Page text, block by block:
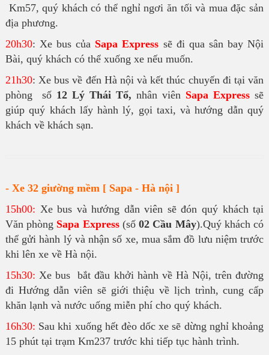
Km57, quý khách có thể nghỉ ngơi ăn tối và mua đặc sản
địa phương.
20h30: Xe bus của Sapa Express sẽ đi qua sân bay Nội
Bài, quý khách có thể xuống xe nếu muốn.
21h30: Xe bus về đến Hà nội và kết thúc chuyến đi tại văn
phòng số12 Lý Thái Tổ,nhân viên Sapa Express sẽ
giúp quý khách lấy hành lý, gọi taxi, và hướng dẫn quý
khách về khách sạn.
- Xe 32 giường mềm [ Sapa - Hà nội ]
15h00: Xe bus và hướng dẫn viên sẽ đón quý khách tại
Văn phòng Sapa Express(số02 Cầu Mây).Quý khách có
thể gửi hành lý và nhận số xe, mua sắm đồ lưu niệm trước
khi lên xe về Hà nội.
15h30: Xe bus bắt đầu khởi hành về Hà Nội, trên đường
đi Hướng dẫn viên sẽ giới thiệu về lịch trình, cung cấp
khăn lạnh và nước uống miễn phí cho quý khách.
16h30: Sau khi xuống hết đèo dốc xe sẽ dừng nghỉ khoảng
15 phút tại trạm Km237 trước khi tiếp tục hành trình.